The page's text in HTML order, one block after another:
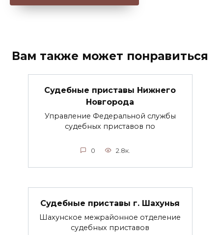
Вам также может понравиться
Судебные приставы Нижнего
Новгорода
Управление Федеральной службы
судебных приставов по
0 2.8к.
Судебные приставы г. Шахунья
Шахунское межрайонное отделение
судебных приставов